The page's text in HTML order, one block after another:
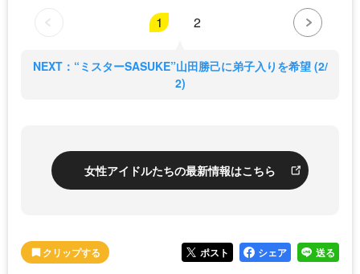
1 2
NEXT：“ミスターSASUKE”山田勝己に弟子入りを希望 (2/
2)
女性アイドルたちの最新情報はこちら
ポスト シェア 送る